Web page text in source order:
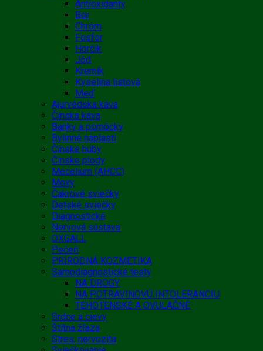
Antioxidanty
Bor
Chróm
Fosfor
Horčík
Jód
Kremík
Kyselina listová
Meď
Ajurvédska káva
Čínska káva
Banky a pomôcky
Bylinné náplasti
Čínske huby
Čínske plody
Mecelium (AHCC)
Moxy
Čakrové sviečky
Detské sviečky
Diagnostické
Nervová sústava
OXGALL
Pečeň
PRÍRODNÁ KOZMETIKA
Samodiagnostické testy
NA DROGY
NA POTRAVINOVÚ INTOLERANCIU
TEHOTENSKÉ A OVULAČNÉ
Srdce a cievy
Štítna žľaza
Stres, nervozita